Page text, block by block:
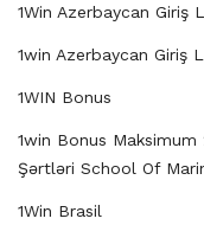
1Win Azerbaycan Giriş
1win Azerbaycan Giriş
1WIN Bonus
1win Bonus
Şərtləri School Of
1Win Brasil